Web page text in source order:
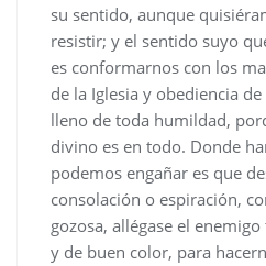
su sentido, aunque
resistir; y el sentido suyo
es conformarnos con los
de la Iglesia y obediencia
lleno de toda humildad,
divino es en todo. Donde
podemos engañar es que
consolación o espiración,
gozosa, allégase el
y de buen color, para